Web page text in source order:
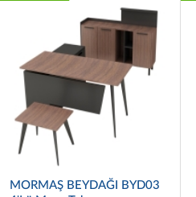
MORMAŞ BEYDAĞI BYD03